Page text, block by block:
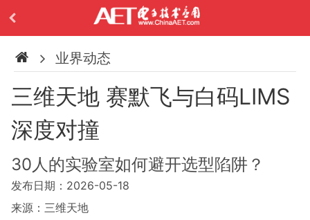
业界动态
三维天地 赛默飞与白码LIMS
深度对撞
30人的实验室如何避开选型陷阱？
发布日期：2026-05-18
来源：三维天地